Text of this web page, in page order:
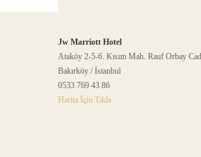
Jw Marriott Hotel
Ataköy 2-5-6. Kısım Mah. Rauf Orbay
Bakırköy / İstanbul
0533 769 43 86
Harita İçin Tıkla